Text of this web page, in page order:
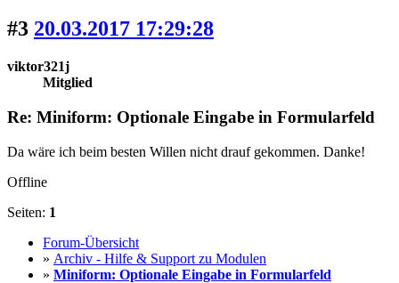
#3 20.03.2017 17:29:28
viktor321j
Mitglied
Re: Miniform: Optionale Eingabe in Formularfeld
Da wäre ich beim besten Willen nicht drauf gekommen. Danke!
Offline
Seiten: 1
Forum-Übersicht
» Archiv - Hilfe & Support zu Modulen
» Miniform: Optionale Eingabe in Formularfeld